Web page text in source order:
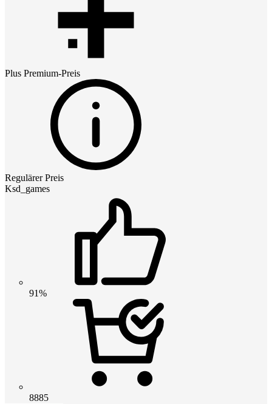
Plus Premium-Preis
Regulärer Preis
Ksd_games
91%
8885